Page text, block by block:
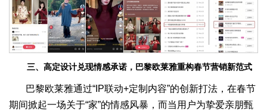
三、高定设计兑现情感承诺，巴黎欧莱雅重构春节营销新范式
巴黎欧莱雅通过“IP联动+定制内容”的创新打法，在春节
期间掀起一场关于“家”的情感风暴，而当用户为挚爱亲朋甄